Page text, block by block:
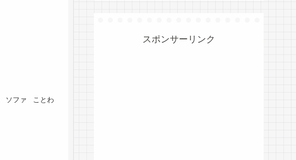
ソファ ことわ
スポンサーリンク